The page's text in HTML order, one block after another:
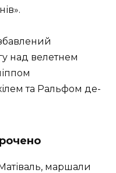
над велетнем
та Ральфом де-
маршали